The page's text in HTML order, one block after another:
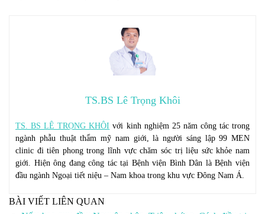
TS.BS Lê Trọng Khôi
TS. BS LÊ TRỌNG KHÔI với kinh nghiệm 25 năm công tác trong
ngành phẫu thuật thẩm mỹ nam giới, là người sáng lập 99 MEN
clinic đi tiên phong trong lĩnh vực chăm sóc trị liệu sức khỏe nam
giới. Hiện ông đang công tác tại Bệnh viện Bình Dân là Bệnh viện
đầu ngành Ngoại tiết niệu – Nam khoa trong khu vực Đông Nam Á.
BÀI VIẾT LIÊN QUAN